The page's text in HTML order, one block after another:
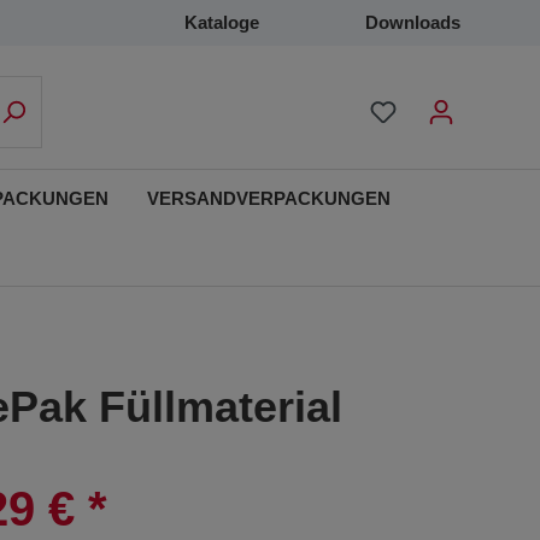
Kataloge Downloads
VERSANDVERPACKUNGEN
Füllmaterial
€ *